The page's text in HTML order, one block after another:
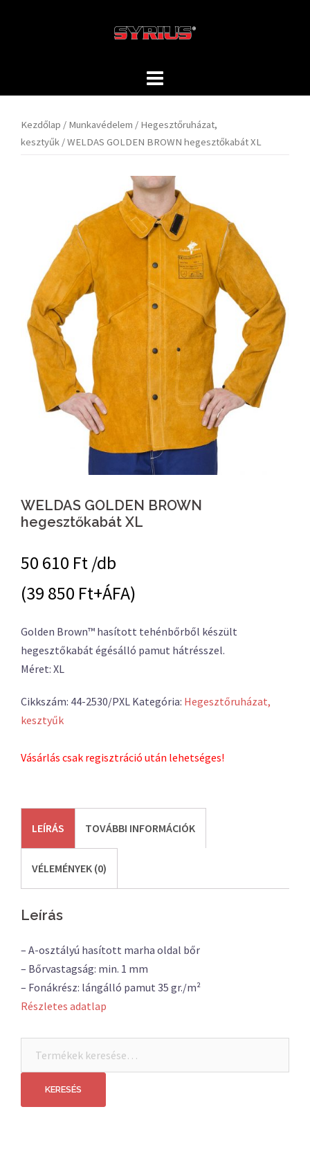
Kezdőlap / Munkavédelem / Hegesztőruházat,
kesztyűk / WELDAS GOLDEN BROWN hegesztőkabát XL
WELDAS GOLDEN BROWN
hegesztőkabát XL
50 610 Ft /db
(39 850 Ft+ÁFA)
Golden Brown™ hasított tehénbőrből készült
hegesztőkabát égésálló pamut hátrésszel.
Méret: XL
Cikkszám: 44-2530/PXL Kategória: Hegesztőruházat,
kesztyűk
Vásárlás csak regisztráció után lehetséges!
LEÍRÁS TOVÁBBI INFORMÁCIÓK
VÉLEMÉNYEK (0)
Leírás
– A-osztályú hasított marha oldal bőr
– Bőrvastagság: min. 1 mm
– Fonákrész: lángálló pamut 35 gr./m²
Részletes adatlap
következőre:
KERESÉS